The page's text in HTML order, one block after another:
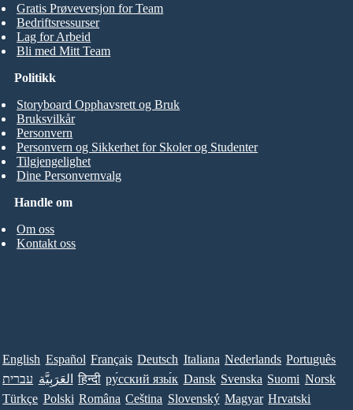
Gratis Prøveversjon for Team
Bedriftsressurser
Lag for Arbeid
Bli med Mitt Team
Handle om
Om oss
Kontakt oss
Politikk
Storyboard Opphavsrett og Bruk
Bruksvilkår
Personvern
Personvern og Sikkerhet for Skoler og Studenter
Tilgjengelighet
Dine Personvernvalg
English Español Français Deutsch Italiana Nederlands Português
עברית العَرَبِيَّة हिन्दी ру́сский язы́к Dansk Svenska Suomi Norsk
Türkçe Polski Româna Ceština Slovenský Magyar Hrvatski